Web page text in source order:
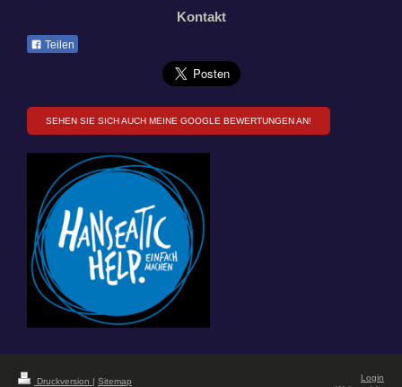
Kontakt
Teilen
SEHEN SIE SICH AUCH MEINE GOOGLE BEWERTUNGEN AN!
Druckversion | Sitemap
Login